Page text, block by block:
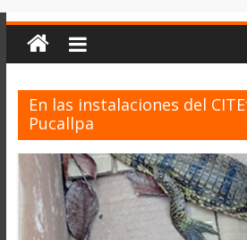
En las instalaciones del
Pucallpa